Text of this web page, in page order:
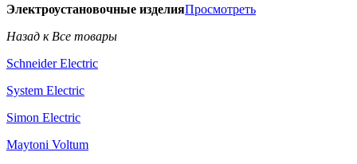
Электроустановочные изделияПросмотреть
Назад к Все товары
Schneider Electric
System Electric
Simon Electric
Maytoni Voltum